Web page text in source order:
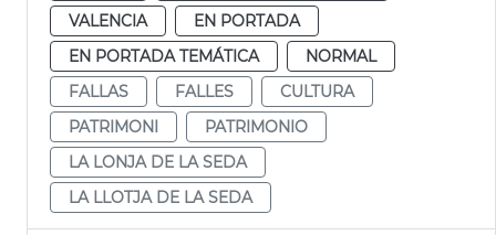
VALENCIA
EN PORTADA
EN PORTADA TEMÁTICA
NORMAL
FALLAS
FALLES
CULTURA
PATRIMONI
PATRIMONIO
LA LONJA DE LA SEDA
LA LLOTJA DE LA SEDA